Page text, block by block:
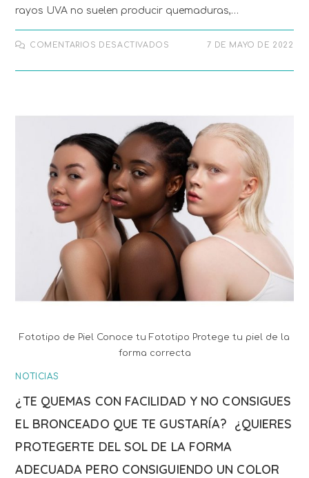
rayos UVA no suelen producir quemaduras,…
COMENTARIOS DESACTIVADOS 7 DE MAYO DE 2022
Fototipo de Piel Conoce tu Fototipo Protege tu piel de la
forma correcta
NOTICIAS
¿TE QUEMAS CON FACILIDAD Y NO CONSIGUES
EL BRONCEADO QUE TE GUSTARÍA? ¿QUIERES
PROTEGERTE DEL SOL DE LA FORMA
ADECUADA PERO CONSIGUIENDO UN COLOR